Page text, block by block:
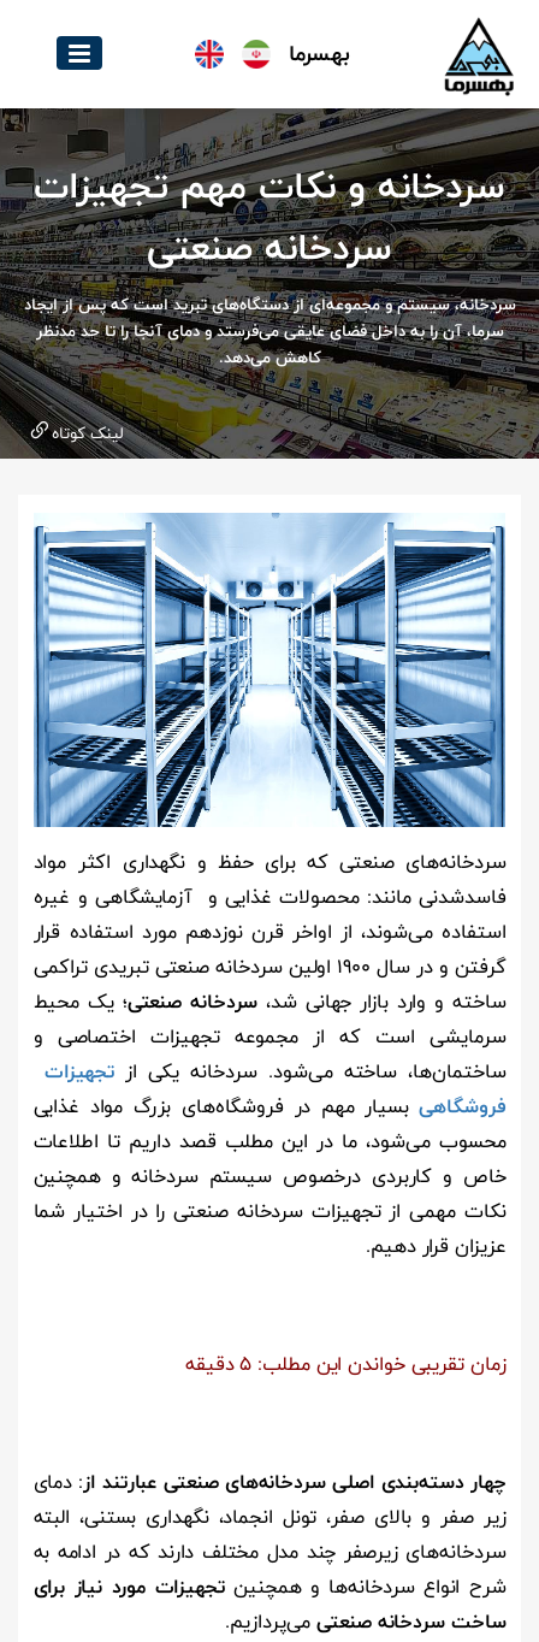
بهسرما
سردخانه و نکات مهم تجهیزات
سردخانه صنعتی
سردخانه، سیستم و مجموعه‌ای از دستگاه‌های تبرید است که پس از ایجاد
سرما، آن را به داخل فضای عایقی می‌فرستد و دمای آنجا را تا حد مدنظر
کاهش می‌دهد.
لینک کوتاه
سردخانه‌های صنعتی که برای حفظ و نگهداری اکثر مواد
فاسدشدنی مانند: محصولات غذایی و آزمایشگاهی و غیره
استفاده می‌شوند، از اواخر قرن نوزدهم مورد استفاده قرار
گرفتن و در سال 1900 اولین سردخانه صنعتی تبریدی تراکمی
ساخته و وارد بازار جهانی شد، سردخانه صنعتی؛ یک محیط
سرمایشی است که از مجموعه‌ تجهیزات اختصاصی و
ساختمان‌ها، ساخته می‌شود. سردخانه یکی از تجهیزات
فروشگاهیبسیار مهم در فروشگاه‌های بزرگ مواد غذایی
محسوب می‌شود، ما در این مطلب قصد داریم تا اطلاعات
خاص و کاربردی درخصوص سیستم سردخانه و همچنین
نکات مهمی از تجهیزات سردخانه صنعتی را در اختیار شما
عزیزان قرار دهیم.
زمان تقریبی خواندن این مطلب: 5 دقیقه
چهار دسته‌بندی اصلی سردخانه‌های صنعتی عبارتند از: دمای
زیر صفر و بالای صفر، تونل انجماد، نگهداری بستنی، البته
سردخانه‌های زیرصفر چند مدل مختلف دارند که در ادامه به
شرح انواع سردخانه‌ها و همچنینتجهیزات مورد نیاز برای
ساخت سردخانه صنعتیمی‌پردازیم.